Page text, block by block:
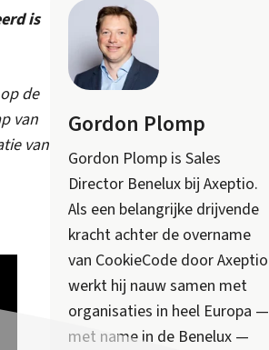
is
de
van
van
Gordon Plomp
Gordon Plomp is Sales
Director Benelux bij Axeptio.
Als een belangrijke drijvende
kracht achter de overname
van CookieCode door Axeptio
werkt hij nauw samen met
organisaties in heel Europa —
met name in de Benelux —